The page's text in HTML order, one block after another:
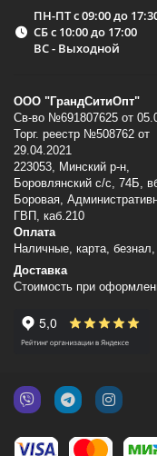
ПН-ПТ с 09:00 до
СБ с 10:00 до 17:00
ВС - Выходной
ООО "ГрандСитиОпт"
Св-во №691807625 от
Торг. реестр №508762 от
29.04.2021
223053, Минский p-н,
Боровлянский с/с, 74Б,
Боровая,
ГВП, каб.210
Оплата
Наличные, карта,
Доставка
Стоимость при